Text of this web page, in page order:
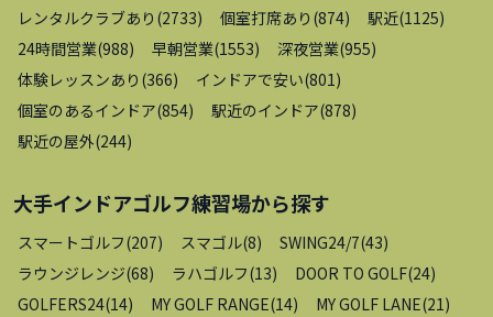
レンタルクラブあり (2733) 個室打席あり (874) 駅近(1125)
24時間営業(988) 早朝営業(1553) 深夜営業(955)
体験レッスンあり (366) インドアで安い(801)
個室のあるインドア(854) 駅近のインドア(878)
駅近の屋外(244)
大手インドアゴルフ練習場から探す
スマートゴルフ(207) スマゴル(8) SWING24/7(43)
ラウンジレンジ(68) ラハゴルフ(13) DOOR TO GOLF(24)
GOLFERS24(14) MY GOLF RANGE(14) MY GOLF LANE(21)